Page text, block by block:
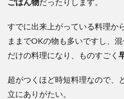
すでに出来上がっている料理か
ままでOKの物も多いですし、
だけの料理になり、ものすごく
超がつくほど時短料理なので、
立にありがたい。